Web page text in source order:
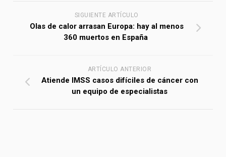
SIGUIENTE ARTÍCULO
Olas de calor arrasan Europa: hay al menos
360 muertos en España
ARTÍCULO ANTERIOR
Atiende IMSS casos difíciles de cáncer con
un equipo de especialistas